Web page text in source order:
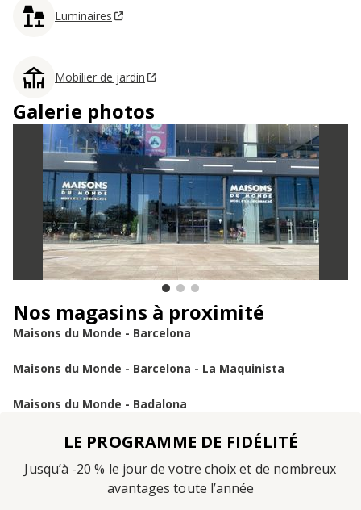
Luminaires
Mobilier de jardin
Galerie photos
Nos magasins à proximité
Maisons du Monde - Barcelona
Maisons du Monde - Barcelona - La Maquinista
Maisons du Monde - Badalona
LE PROGRAMME DE FIDÉLITÉ
Jusqu’à -20 % le jour de votre choix et de nombreux
avantages toute l’année